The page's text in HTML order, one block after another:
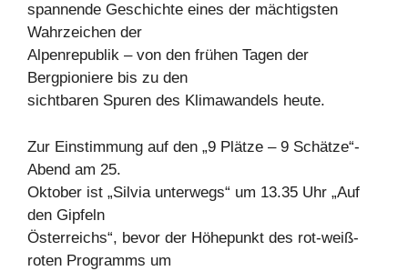
spannende Geschichte eines der mächtigsten
Wahrzeichen der
Alpenrepublik – von den frühen Tagen der
Bergpioniere bis zu den
sichtbaren Spuren des Klimawandels heute.
Zur Einstimmung auf den „9 Plätze – 9 Schätze“-
Abend am 25.
Oktober ist „Silvia unterwegs“ um 13.35 Uhr „Auf
den Gipfeln
Österreichs“, bevor der Höhepunkt des rot-weiß-
roten Programms um